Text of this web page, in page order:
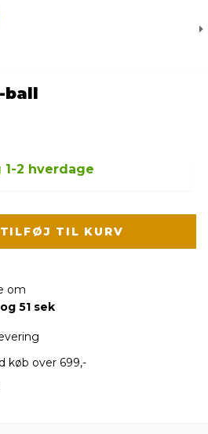
ball
1-2 hverdage
TILFØJ TIL KURV
om
50 sek
køb over 699,-